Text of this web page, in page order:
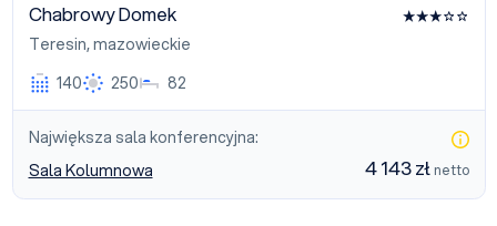
Chabrowy Domek
Teresin,mazowieckie
140
250 82
Największa sala konferencyjna:
Sala Kolumnowa
4 143 zł netto